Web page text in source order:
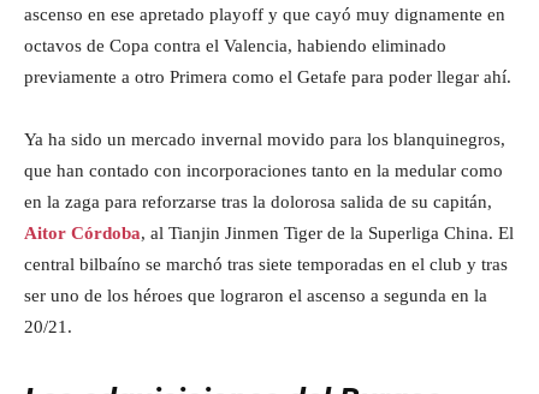
ascenso en ese apretado playoff y que cayó muy dignamente en
octavos de Copa contra el Valencia, habiendo eliminado
previamente a otro Primera como el Getafe para poder llegar ahí.
Ya ha sido un mercado invernal movido para los blanquinegros,
que han contado con incorporaciones tanto en la medular como
en la zaga para reforzarse tras la dolorosa salida de su capitán,
Aitor Córdoba, al Tianjin Jinmen Tiger de la Superliga China. El
central bilbaíno se marchó tras siete temporadas en el club y tras
ser uno de los héroes que lograron el ascenso a segunda en la
20/21.